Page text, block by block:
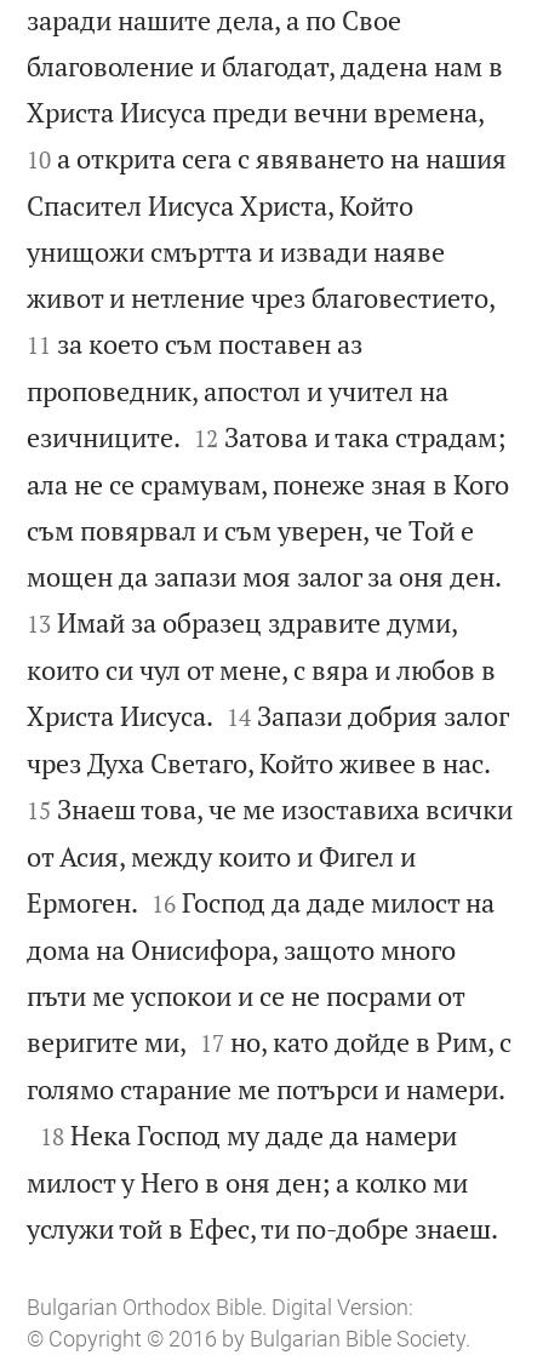
заради нашите дела, а по Свое
благоволение и благодат, дадена нам в
Христа Иисуса преди вечни времена,
10 а открита сега с явяването на нашия
Спасител Иисуса Христа, Който
унищожи смъртта и извади наяве
живот и нетление чрез благовестието,
11 за което съм поставен аз
проповедник, апостол и учител на
езичниците. 

12 Затова и така страдам;
ала не се срамувам, понеже зная в Кого
съм повярвал и съм уверен, че Той е
мощен да запази моя залог за оня ден.
13 Имай за образец здравите думи,
които си чул от мене, с вяра и любов в
Христа Иисуса. 

14 Запази добрия залог
чрез Духа Светаго, Който живее в нас.
15 Знаеш това, че ме изоставиха всички
от Асия, между които и Фигел и
Ермоген. 

16 Господ да даде милост на
дома на Онисифора, защото много
пъти ме успокои и се не посрами от
веригите ми, 

17 но, като дойде в Рим, с
голямо старание ме потърси и намери.

18 Нека Господ му даде да намери
милост у Него в оня ден; а колко ми
услужи той в Ефес, ти по-добре знаеш.
Bulgarian Orthodox Bible. Digital Version:
© Copyright © 2016 by Bulgarian Bible Society.